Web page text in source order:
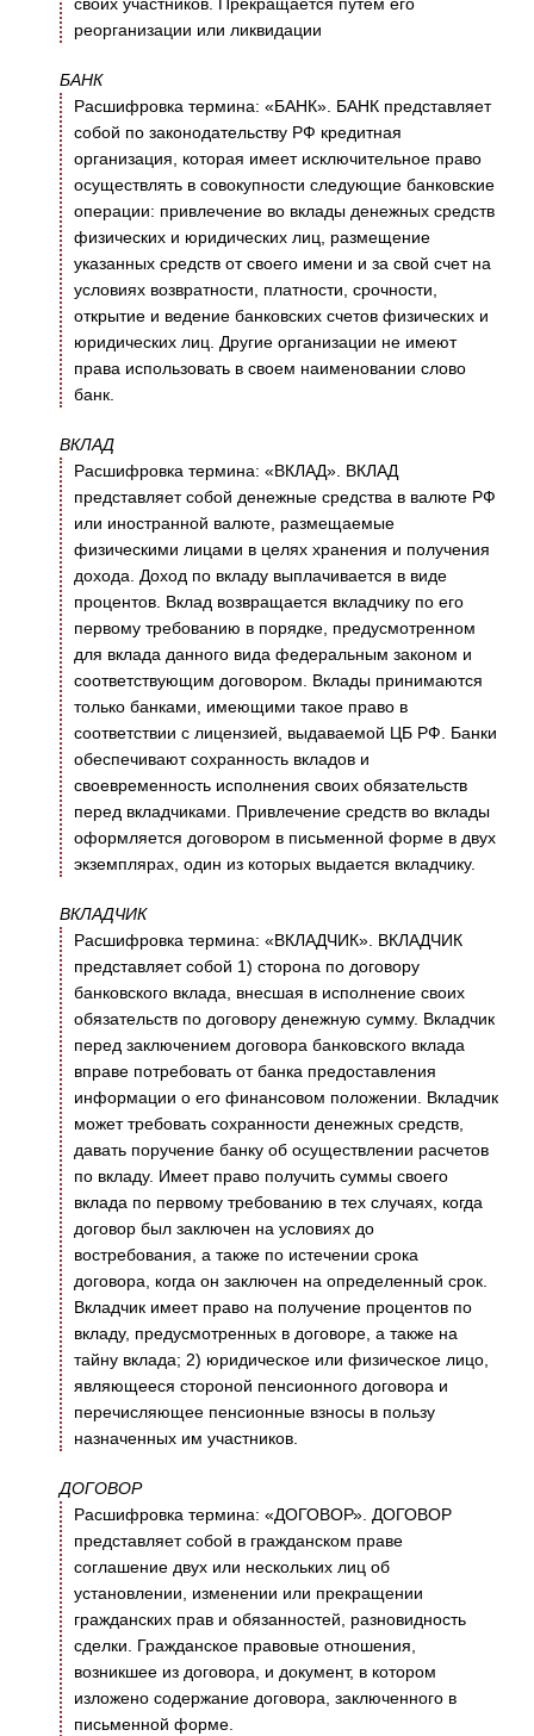
реорганизации или ликвидации
БАНК
Расшифровка термина: «БАНК». БАНК представляет
собой по законодательству РФ кредитная
организация, которая имеет исключительное право
осуществлять в совокупности следующие банковские
операции: привлечение во вклады денежных средств
физических и юридических лиц, размещение
указанных средств от своего имени и за свой счет на
условиях возвратности, платности, срочности,
открытие и ведение банковских счетов физических и
юридических лиц. Другие организации не имеют
права использовать в своем наименовании слово
банк.
ВКЛАД
Расшифровка термина: «ВКЛАД». ВКЛАД
представляет собой денежные средства в валюте РФ
или иностранной валюте, размещаемые
физическими лицами в целях хранения и получения
дохода. Доход по вкладу выплачивается в виде
процентов. Вклад возвращается вкладчику по его
первому требованию в порядке, предусмотренном
для вклада данного вида федеральным законом и
соответствующим договором. Вклады принимаются
только банками, имеющими такое право в
соответствии с лицензией, выдаваемой ЦБ РФ. Банки
обеспечивают сохранность вкладов и
своевременность исполнения своих обязательств
перед вкладчиками. Привлечение средств во вклады
оформляется договором в письменной форме в двух
экземплярах, один из которых выдается вкладчику.
ВКЛАДЧИК
Расшифровка термина: «ВКЛАДЧИК». ВКЛАДЧИК
представляет собой 1) сторона по договору
банковского вклада, внесшая в исполнение своих
обязательств по договору денежную сумму. Вкладчик
перед заключением договора банковского вклада
вправе потребовать от банка предоставления
информации о его финансовом положении. Вкладчик
может требовать сохранности денежных средств,
давать поручение банку об осуществлении расчетов
по вкладу. Имеет право получить суммы своего
вклада по первому требованию в тех случаях, когда
договор был заключен на условиях до
востребования, а также по истечении срока
договора, когда он заключен на определенный срок.
Вкладчик имеет право на получение процентов по
вкладу, предусмотренных в договоре, а также на
тайну вклада; 2) юридическое или физическое лицо,
являющееся стороной пенсионного договора и
перечисляющее пенсионные взносы в пользу
назначенных им участников.
ДОГОВОР
Расшифровка термина: «ДОГОВОР». ДОГОВОР
представляет собой в гражданском праве
соглашение двух или нескольких лиц об
установлении, изменении или прекращении
гражданских прав и обязанностей, разновидность
сделки. Гражданское правовые отношения,
возникшее из договора, и документ, в котором
изложено содержание договора, заключенного в
письменной форме.